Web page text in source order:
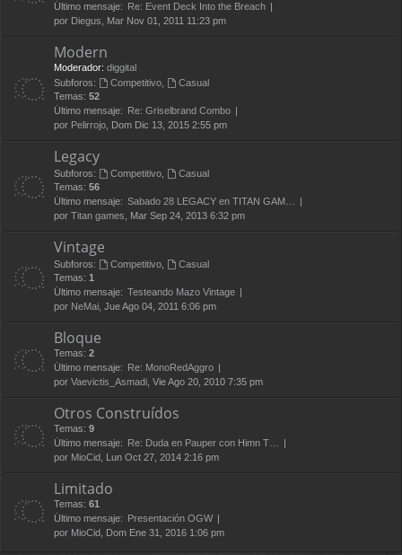
Último mensaje:
Re: Event Deck Into the Breach
por Diegus, Mar Nov 01, 2011 11:23 pm
Modern
Moderador: diggital
Subforos:
Competitivo,
Casual
Temas: 52
Último mensaje:
Re: Griselbrand Combo
por Pelirrojo, Dom Dic 13, 2015 2:55 pm
Legacy
Subforos: Competitivo,
Casual
Temas: 56
Último mensaje: Sabado 28 LEGACY en TITAN GAM…
por Titan games, Mar Sep 24, 2013 6:32 pm
Vintage
Subforos: Competitivo,
Casual
Temas: 1
Último mensaje: Testeando Mazo Vintage
por NeMai, Jue Ago 04, 2011 6:06 pm
Bloque
Temas: 2
Último mensaje:
Re: MonoRedAggro
por Vaevictis_Asmadi, Vie Ago 20, 2010 7:35 pm
Otros Construídos
Temas: 9
Último mensaje:
Re: Duda en Pauper con Himn T…
por MioCid, Lun Oct 27, 2014 2:16 pm
Limitado
Temas: 61
Último mensaje:
Presentación OGW
por MioCid, Dom Ene 31, 2016 1:06 pm